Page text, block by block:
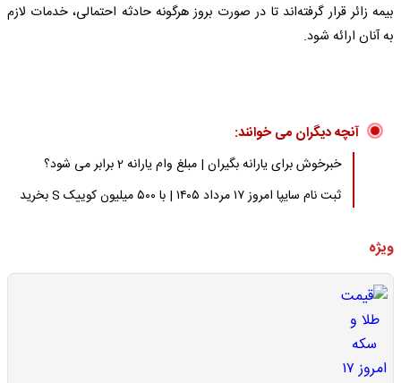
بیمه زائر قرار گرفته‌اند تا در صورت بروز هرگونه حادثه احتمالی، خدمات لازم
به آنان ارائه شود.
آنچه دیگران می خوانند:
خبرخوش برای یارانه بگیران | مبلغ وام یارانه 2 برابر می شود؟
ثبت نام سایپا امروز ۱۷ مرداد ۱۴۰۵ | با ۵۰۰ میلیون کوییک S بخرید
ویژه